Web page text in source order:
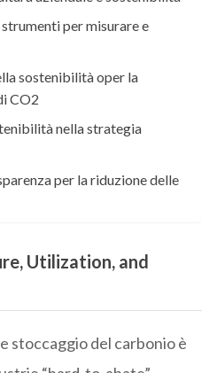
per misurare e
sostenibilità oper la
CO2
nella strategia
per la riduzione delle
Utilization, and
stoccaggio del carbonio è